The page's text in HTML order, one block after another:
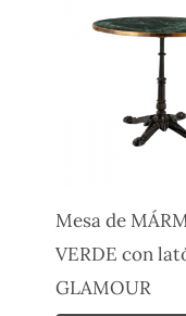
Mesa de
VERDE con
GLAMOUR